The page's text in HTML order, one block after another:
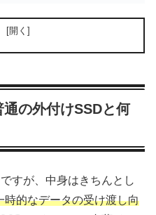
の外付けSSDと何
すが、中身はきちんとし
時的なデータの受け渡し向